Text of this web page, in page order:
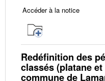
Accéder à la notice
Redéfinition des
classés (platane
commune de